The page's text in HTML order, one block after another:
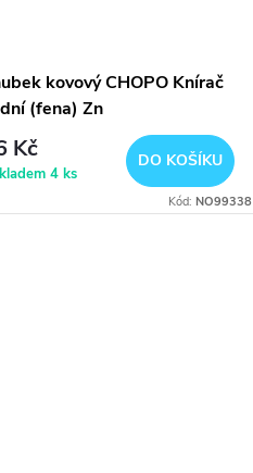
kovový CHOPO Knírač
(fena) Zn
Kč
4 ks
DO KOŠÍKU
Kód:NO99338